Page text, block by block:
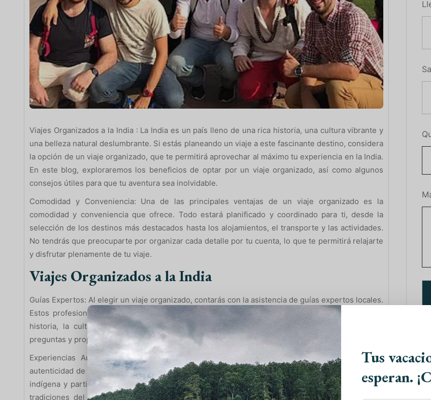
Viajes Organizados a la India : La India es un país lleno de una rica historia, una cultura vibrante y
una belleza natural deslumbrante. Si estás planeando un viaje a este fascinante destino, considera
la opción de un viaje organizado, que te permitirá aprovechar al máximo tu experiencia en la India.
En este blog, exploraremos los beneficios de optar por un viaje organizado, así como algunos
consejos útiles para que tu aventura sea inolvidable.
Comodidad y Conveniencia: Una de las principales ventajas de un viaje organizado es la
comodidad y conveniencia que ofrece. Todo estará planificado y coordinado para ti, desde la
selección de los destinos más destacados hasta los alojamientos, el transporte y las actividades.
No tendrás que preocuparte por organizar cada detalle por tu cuenta, lo que te permitirá relajarte
y disfrutar plenamente de tu viaje.
Viajes Organizados a la India
Guías Expertos: Al elegir un viaje organizado, contarás con la asistencia de guías expertos locales.
Estos profesionales conocen a fondo los destinos y te brindarán información valiosa sobre la
historia, la cultura y los lugares de interés que visitarás. Además, podrán responder a tus
preguntas y proporcionarte recomendaciones basadas en su amplio conocimiento y experiencia.
Experiencias Auténticas: Un viaje organizado te brinda la oportunidad de experimentar la
autenticidad de la India. A través de visitas a comunidades locales, interacciones con la población
indígena y participación en festivales tradicionales, podrás sumergirte en la vida cotidiana y las
tradiciones del país. Estas experiencias únicas te permitirán comprender y apreciar mejor la
Tus
esperan.